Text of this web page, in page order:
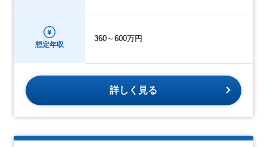
想定年収
360～600万円
詳しく見る